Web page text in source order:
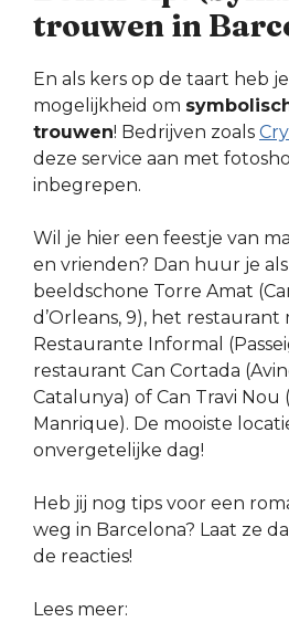
trouwen in
En als kers op de taart heb
mogelijkheid om
trouwen! Bedrijven zoals
deze service aan met
inbegrepen.
Wil je hier een feestje van
en vrienden? Dan huur je
beeldschone Torre Amat
d’Orleans, 9), het
Restaurante Informal
restaurant Can Cortada
Catalunya) of Can Travi Nou
Manrique). De mooiste
onvergetelijke dag!
Heb jij nog tips voor een
weg in Barcelona? Laat ze
de reacties!
Lees meer: